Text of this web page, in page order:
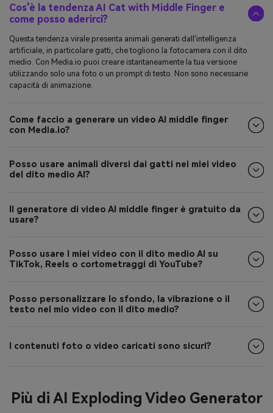
Cos'è la tendenza AI Cat with Middle Finger e
come posso aderirci?
Questa tendenza virale presenta animali generati dall'intelligenza
artificiale, in particolare gatti, che togliono la fotocamera con il dito
medio. Con Media.io puoi creare istantaneamente la tua versione
utilizzando solo una foto o un prompt di testo. Non sono necessarie
capacità di animazione.
Come faccio a generare un video AI middle finger
con Media.io?
Posso usare animali diversi dai gatti nei miei video
del dito medio AI?
Il generatore di video AI middle finger è gratuito da
usare?
Posso usare I miei video con il dito medio AI su
TikTok, Reels o cortometraggi di YouTube?
Posso personalizzare lo sfondo, la vibrazione o il
testo nel mio video con il dito medio?
I contenuti foto o video caricati sono sicuri?
Più di AI Exploding Video Generator